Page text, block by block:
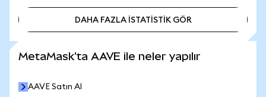
DAHA FAZLA İSTATİSTİK GÖR
MetaMask'ta AAVE ile neler yapılır
AAVE Satın Al